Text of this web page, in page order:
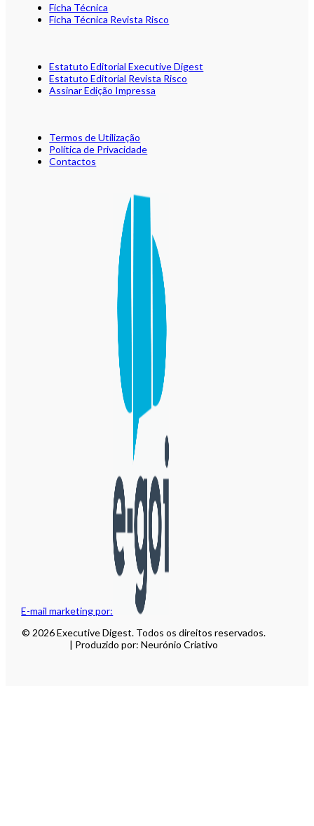
E-mail marketing por:
Ficha Técnica
Ficha Técnica Revista Risco
Estatuto Editorial Executive Digest
Estatuto Editorial Revista Risco
Assinar Edição Impressa
Termos de Utilização
Política de Privacidade
Contactos
© 2026 Executive Digest. Todos os direitos reservados.
| Produzido por: Neurónio Criativo